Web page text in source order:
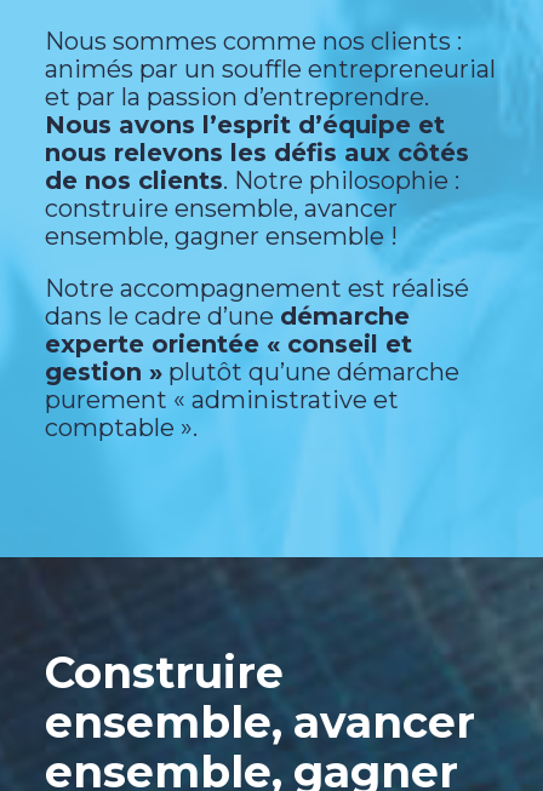
Nous sommes comme nos clients :
animés par un souffle entrepreneurial
et par la passion d’entreprendre.
Nous avons l’esprit d’équipe et
nous relevons les défis aux côtés
de nos clients. Notre philosophie :
construire ensemble, avancer
ensemble, gagner ensemble !
Notre accompagnement est réalisé
dans le cadre d’une démarche
experte orientée « conseil et
gestion »plutôt qu’une démarche
purement « administrative et
comptable ».
Construire
ensemble, avancer
ensemble, gagner